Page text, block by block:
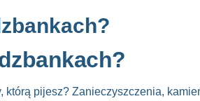
pijesz? Zanieczyszczenia,